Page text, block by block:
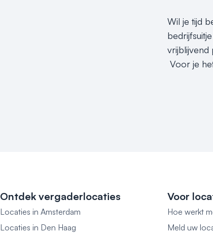
Wil je tijd
vrijblijvend
Voor je
Ontdek vergaderlocaties
Locaties in Amsterdam
Locaties in Den Haag
Voor
Hoe werkt
Meld uw